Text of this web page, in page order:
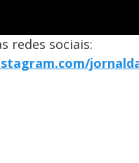
redes sociais: